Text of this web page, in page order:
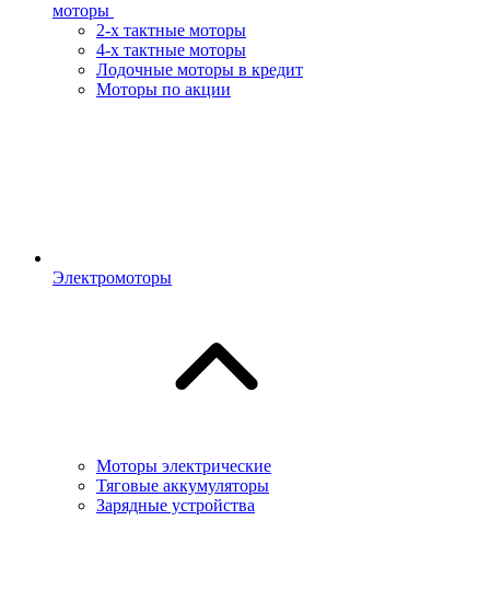
моторы
2-х тактные моторы
4-х тактные моторы
Лодочные моторы в кредит
Моторы по акции
Электромоторы
Моторы электрические
Тяговые аккумуляторы
Зарядные устройства